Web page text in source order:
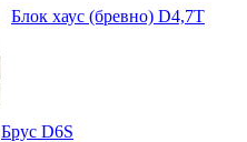
Блок хаус (бревно) D4,7T
Брус D6S